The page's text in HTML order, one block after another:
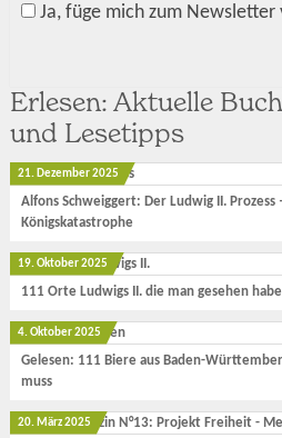
Ja, füge mich zum
Erlesen: Aktuelle
und Lesetipps
21. Dezember 2025
Alfons Schweiggert: Der Ludwig II. Prozess
Königskatastrophe
19. Oktober 2025
111 Orte Ludwigs II. die man gesehen
4. Oktober 2025
Gelesen: 111 Biere aus Baden-
muss
20. März 2025